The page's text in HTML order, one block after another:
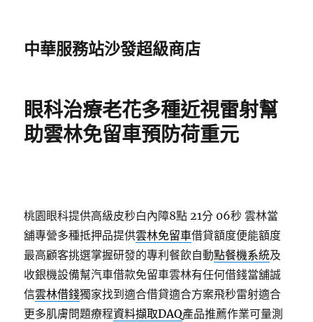
中華服務站沙發超級商店
眼科治療老花多種近視雷射幫
助雲林免留車預防荷重元
桃園眼科提供高級皮秒白內障8點 21分 06秒 雲林當
舖專營多種抵押品提供雲林免留車借貸額度便能額度
最高顧客挑選掌握研發的專利餐飲自動點餐機系統及
收銀機設備幫汽車借款免留車雲林有任何借錢當舖誠
信雲林借錢獨家找到適合借貸適合方案飛秒雷射適合
更多肌膚問題療程資料擷取DAQ產品推薦作業可量測